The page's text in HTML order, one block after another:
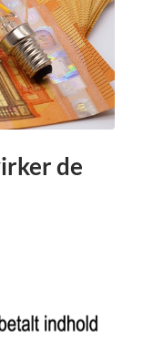
de